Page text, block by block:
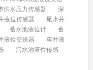
供水压力传感器
深
液位传感器
尾水井
蓄水池液位计
蓄
液位变送器
窖井液
污水池液位传感